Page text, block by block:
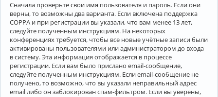
Сначала проверьте свои имя пользователя и пароль. Если они
верны, то возможны два варианта. Если включена поддержка
COPPA и при регистрации вы указали, что вам менее 13 лет,
следуйте полученным инструкциям. На некоторых
конференциях требуется, чтобы все новые учётные записи были
активированы пользователями или администратором до входа
в систему. Эта информация отображается в процессе
регистрации. Если вам было прислано email-сообщение,
следуйте полученным инструкциям. Если email-сообщение не
получено, то возможно, что вы указали неправильный адрес
email либо он заблокирован спам-фильтром. Если вы уверены,